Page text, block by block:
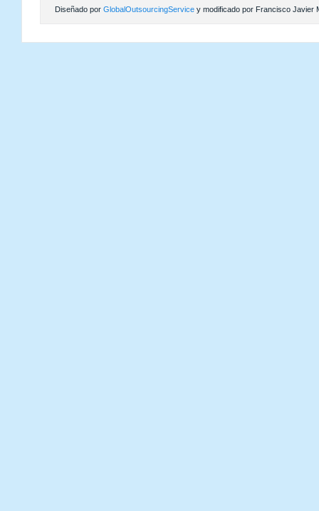
Diseñado por GlobalOutsourcingService y modificado por Francisco Javier